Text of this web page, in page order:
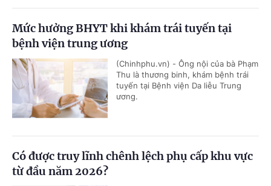
Mức hưởng BHYT khi khám trái tuyến tại
bệnh viện trung ương
(Chinhphu.vn) - Ông nội của bà Phạm
Thu là thương binh, khám bệnh trái
tuyến tại Bệnh viện Da liễu Trung
ương.
Có được truy lĩnh chênh lệch phụ cấp khu vực
từ đầu năm 2026?